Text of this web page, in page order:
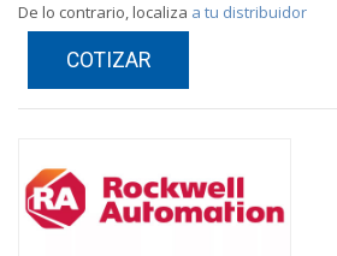
De lo contrario, localiza a tu distribuidor
COTIZAR